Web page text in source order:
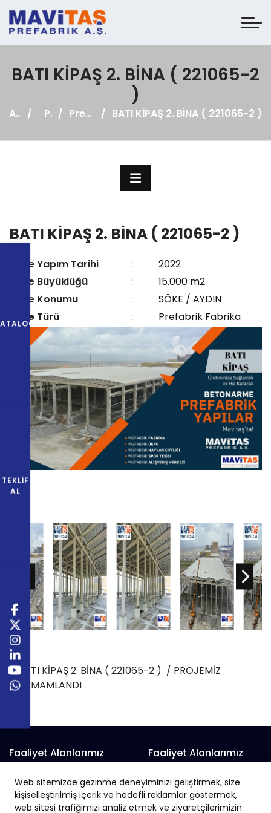
Web sitemizde gezinme deneyiminizi geliştirmek, size
kişiselleştirilmiş içerik ve hedefli reklamlar göstermek,
web sitesi trafiğimizi analiz etmek ve ziyaretçilerimizin
BATI KİPAŞ 2. BİNA ( 221065-2
)
Anasayfa Projeler Prefabrik Fabrika BATI KİPAŞ 2. BİNA ( 221065-2 )
BATI KİPAŞ 2. BİNA ( 221065-2 )
Proje Yapım Tarihi :
2022
Proje Büyüklüğü
:
15.000 m2
Proje Konumu
:
SÖKE / AYDIN
Proje Türü
: Prefabrik Fabrika
BATI KİPAŞ 2. BİNA ( 221065-2 ) / PROJEMİZ
TAMAMLANDI .
TEKLIF
AL
Faaliyet Alanlarımız
Prefabrik Alışveriş Merkezi
Prefabrik Belediye Binaları
Prefabrik Depo
Faaliyet Alanlarımız
Prefabrik Fabrika
Prefabrik Hayvan Çiftliği
Prefabrik İnşaat